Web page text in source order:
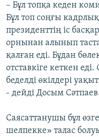
– Бұл топқа кеден
Бұл топ соңғы
президенттің іс
орнынан алынып
қалған еді. Бұдан
отставкіге кеткен
беделді өкілдері
- дейді Досым
Саясаттанушы бұл
шелпекке» талас